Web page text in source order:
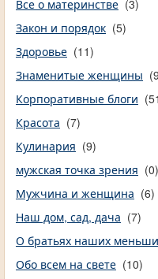
Все о материнстве (3)
Закон и порядок (5)
Здоровье (11)
Знаменитые женщины
Корпоративные блоги
Красота (7)
Кулинария (9)
мужская точка зрения (0)
Мужчина и женщина (6)
Наш дом, сад, дача (7)
О братьях наших
Обо всем на свете (10)